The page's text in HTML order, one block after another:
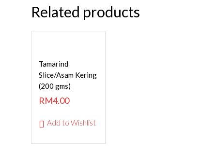
Related products
ADD TO
CART
Tamarind
Slice/Asam Kering
(200 gms)
RM4.00
Add to Wishlist